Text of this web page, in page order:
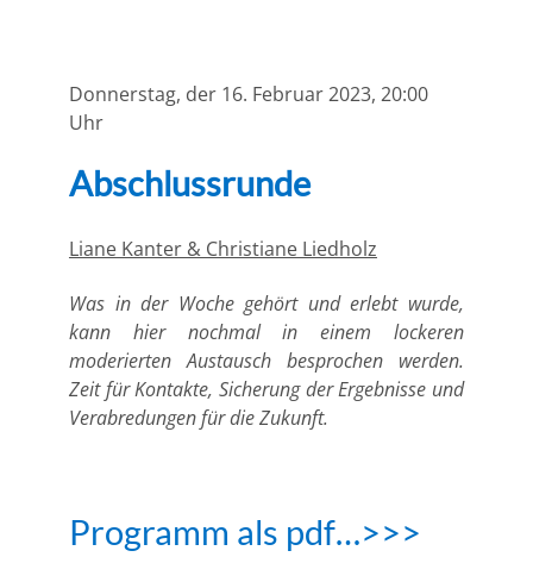
Donnerstag, der 16. Februar 2023, 20:00
Uhr
Abschlussrunde
Liane Kanter & Christiane Liedholz
Was in der Woche gehört und erlebt wurde,
kann hier nochmal in einem lockeren
moderierten Austausch besprochen werden.
Zeit für Kontakte, Sicherung der Ergebnisse und
Verabredungen für die Zukunft.
Programm als pdf…>>>